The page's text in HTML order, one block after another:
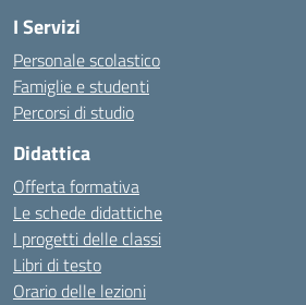
I Servizi
Personale scolastico
Famiglie e studenti
Percorsi di studio
Didattica
Offerta formativa
Le schede didattiche
I progetti delle classi
Libri di testo
Orario delle lezioni